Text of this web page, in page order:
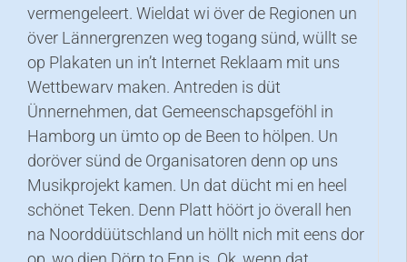
vermengeleert. Wieldat wi över de Regionen un
över Lännergrenzen weg togang sünd, wüllt se
op Plakaten un in’t Internet Reklaam mit uns
Wettbewarv maken. Antreden is düt
Ünnernehmen, dat Gemeenschapsgeföhl in
Hamborg un ümto op de Been to hölpen. Un
doröver sünd de Organisatoren denn op uns
Musikprojekt kamen. Un dat dücht mi en heel
schönet Teken. Denn Platt höört jo överall hen
na Noorddüütschland un höllt nich mit eens dor